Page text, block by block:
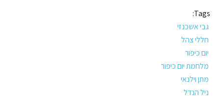
Tags:
גבי אשכנזי
חללי צהל
יום כיפור
מלחמת יום כיפור
מתן וילנאי
ניל הנדל